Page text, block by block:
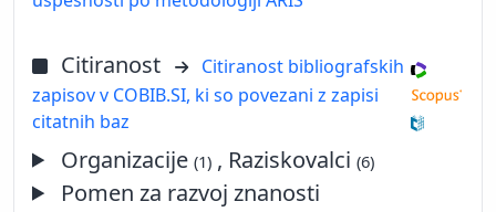
Citiranost
Citiranost bibliografskih
zapisov v COBIB.SI, ki so povezani z zapisi
citatnih baz
Organizacije(1) , Raziskovalci(6)
Pomen za razvoj znanosti